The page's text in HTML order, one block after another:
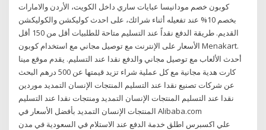
كوبون خصم مودانيسا عبايات ساري داخل الكويت، الأردن والامارات
بخصم 10% عند تفعيله أثناء شرائك، على احدث كوليكشن والكوليكشن
القديم. طريقة الدفع نقداً عند التسليم متاحة للطلبيات أقل من 150 أقل
الأسعار على الإنترنت مع توصيل مجاني مع استخدام كوبون Menakart.
أحدث الألعاب مع توصيل مجاني والدفع نقدا عند التسليم. يقدم موقع مينا
كارت هدية مجانية مع كل عملية شراء تزيد قيمتها عن 500 درهم البحث
عن شركات تصنيع نقدا عند التسليم المنتجات الإنسان التمديد موردين
نقدا عند التسليم المنتجات الإنسان التمديد ومنتجات نقدا عند التسليم
المنتجات الإنسان التمديد بأفضل الأسعار في Alibaba.com
علي اكسبرس اطلق خدمة الدفع عند الاستلام في السعودية في مدن